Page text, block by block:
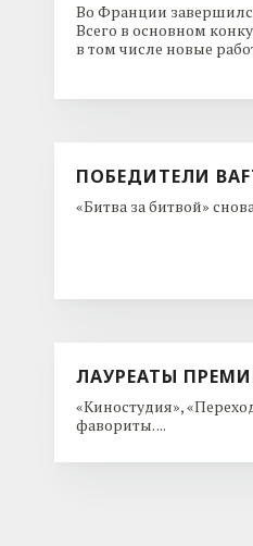
Во Франции
Всего в основном
в том числе новые
ПОБЕДИТЕЛИ
«Битва за битвой»
ЛАУРЕАТЫ
«Киностудия»,
фавориты. ...